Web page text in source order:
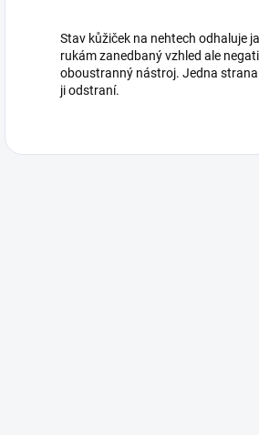
Stav kůžiček na nehtech odhaluje
rukám zanedbaný vzhled ale
oboustranný nástroj. Jedna
ji odstraní.